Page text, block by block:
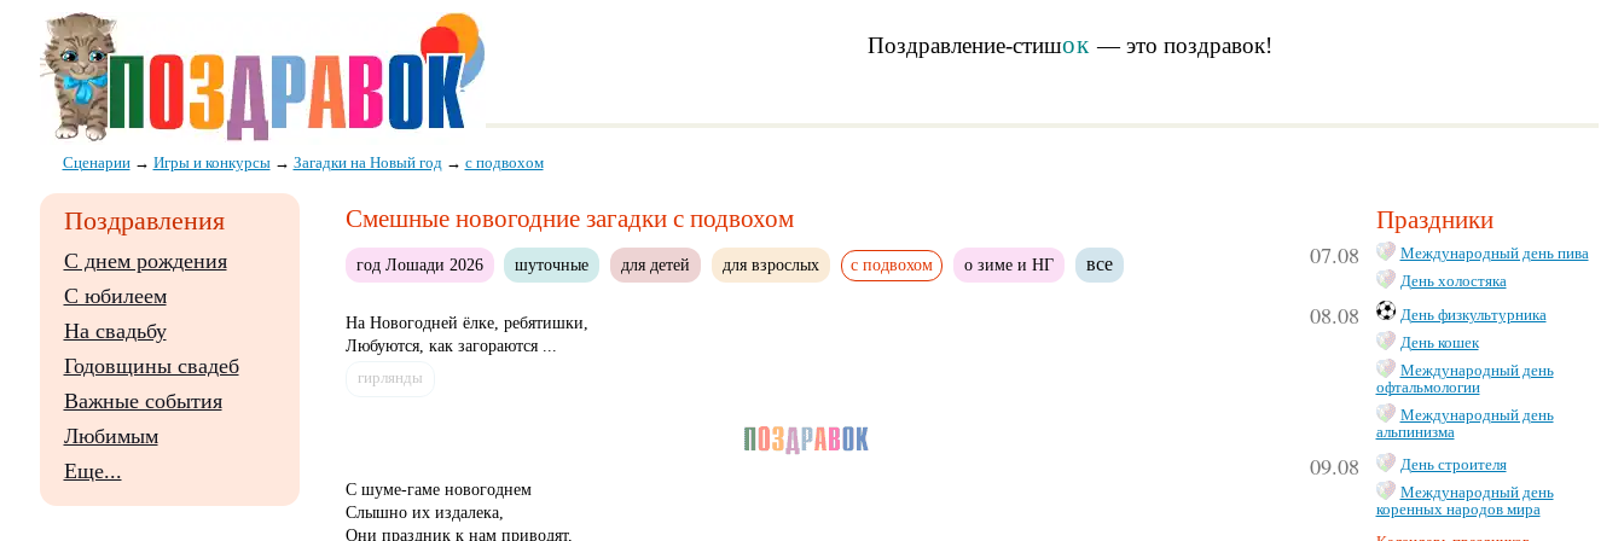
Поздравление-стишок — это поздравок!
Сценарии→ Игры и конкурсы→ Загадки на Новый год→ с подвохом
Смешные новогодние загадки с подвохом
год Лошади 2026 шуточные для детей для взрослых с подвохом о зиме и НГ все
На Новогодней ёлке, ребятишки,
Любуются, как загораются ...
гирлянды
С шуме-гаме новогоднем
Слышно их издалека,
Они праздник к нам приводят,
Поздравления
С днем рождения
С юбилеем
На свадьбу
Годовщины свадеб
Важные события
Любимым
Еще...
Праздники
07.08
Международный день пива
День холостяка
08.08
День физкультурника
День кошек
Международный день
офтальмологии
Международный день
альпинизма
09.08
День строителя
Международный день
коренных народов мира